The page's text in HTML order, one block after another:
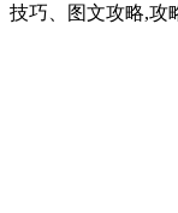
技巧、图文攻略,攻